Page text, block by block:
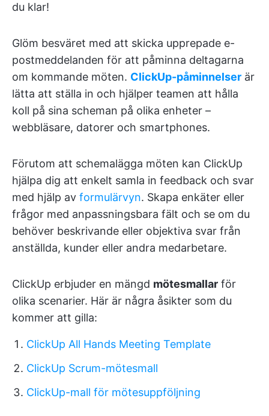
du klar!
Glöm besväret med att skicka upprepade e-
postmeddelanden för att påminna deltagarna
om kommande möten. ClickUp-påminnelser är
lätta att ställa in och hjälper teamen att hålla
koll på sina scheman på olika enheter –
webbläsare, datorer och smartphones.
Förutom att schemalägga möten kan ClickUp
hjälpa dig att enkelt samla in feedback och svar
med hjälp av formulärvyn. Skapa enkäter eller
frågor med anpassningsbara fält och se om du
behöver beskrivande eller objektiva svar från
anställda, kunder eller andra medarbetare.
ClickUp erbjuder en mängd mötesmallar för
olika scenarier. Här är några åsikter som du
kommer att gilla:
ClickUp All Hands Meeting Template
ClickUp Scrum-mötesmall
ClickUp-mall för mötesuppföljning